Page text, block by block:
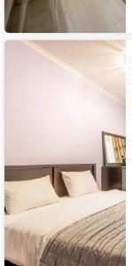
Апартаменты
HomeHotel